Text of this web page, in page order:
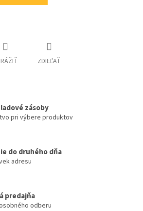
ZDIEĽAŤ
zásoby
pri výbere produktov
do druhého dňa
adresu
predajňa
odberu